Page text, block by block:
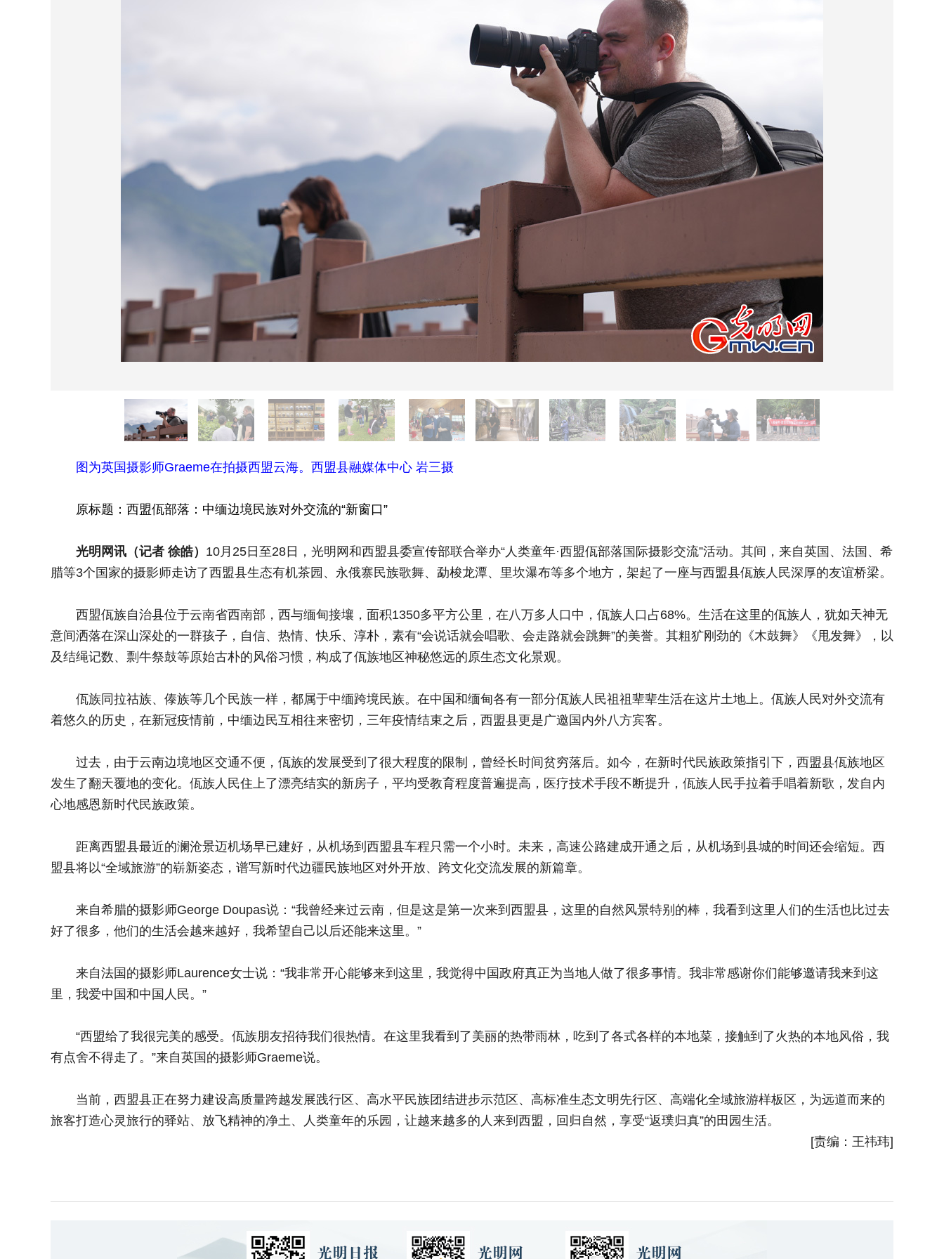
图为英国摄影师Graeme在拍摄西盟云海。西盟县融媒体中心 岩三摄
原标题：西盟佤部落：中缅边境民族对外交流的“新窗口”
光明网讯（记者 徐皓） 10月25日至28日，光明网和西盟县委宣传部联合举办“人类童年·西盟佤部落国际摄影交流”活动。其间，来自英国、法国、希
腊等3个国家的摄影师走访了西盟县生态有机茶园、永俄寨民族歌舞、勐梭龙潭、里坎瀑布等多个地方，架起了一座与西盟县佤族人民深厚的友谊桥梁。
西盟佤族自治县位于云南省西南部，西与缅甸接壤，面积1350多平方公里，在八万多人口中，佤族人口占68%。生活在这里的佤族人，犹如天神无
意间洒落在深山深处的一群孩子，自信、热情、快乐、淳朴，素有“会说话就会唱歌、会走路就会跳舞”的美誉。其粗犷刚劲的《木鼓舞》《甩发舞》，以
及结绳记数、剽牛祭鼓等原始古朴的风俗习惯，构成了佤族地区神秘悠远的原生态文化景观。
佤族同拉祜族、傣族等几个民族一样，都属于中缅跨境民族。在中国和缅甸各有一部分佤族人民祖祖辈辈生活在这片土地上。佤族人民对外交流有
着悠久的历史，在新冠疫情前，中缅边民互相往来密切，三年疫情结束之后，西盟县更是广邀国内外八方宾客。
过去，由于云南边境地区交通不便，佤族的发展受到了很大程度的限制，曾经长时间贫穷落后。如今，在新时代民族政策指引下，西盟县佤族地区
发生了翻天覆地的变化。佤族人民住上了漂亮结实的新房子，平均受教育程度普遍提高，医疗技术手段不断提升，佤族人民手拉着手唱着新歌，发自内
心地感恩新时代民族政策。
距离西盟县最近的澜沧景迈机场早已建好，从机场到西盟县车程只需一个小时。未来，高速公路建成开通之后，从机场到县城的时间还会缩短。西
盟县将以“全域旅游”的崭新姿态，谱写新时代边疆民族地区对外开放、跨文化交流发展的新篇章。
来自希腊的摄影师George Doupas说：“我曾经来过云南，但是这是第一次来到西盟县，这里的自然风景特别的棒，我看到这里人们的生活也比过去
好了很多，他们的生活会越来越好，我希望自己以后还能来这里。”
来自法国的摄影师Laurence女士说：“我非常开心能够来到这里，我觉得中国政府真正为当地人做了很多事情。我非常感谢你们能够邀请我来到这
里，我爱中国和中国人民。”
“西盟给了我很完美的感受。佤族朋友招待我们很热情。在这里我看到了美丽的热带雨林，吃到了各式各样的本地菜，接触到了火热的本地风俗，我
有点舍不得走了。”来自英国的摄影师Graeme说。
当前，西盟县正在努力建设高质量跨越发展践行区、高水平民族团结进步示范区、高标准生态文明先行区、高端化全域旅游样板区，为远道而来的
旅客打造心灵旅行的驿站、放飞精神的净土、人类童年的乐园，让越来越多的人来到西盟，回归自然，享受“返璞归真”的田园生活。
[责编：王祎玮]